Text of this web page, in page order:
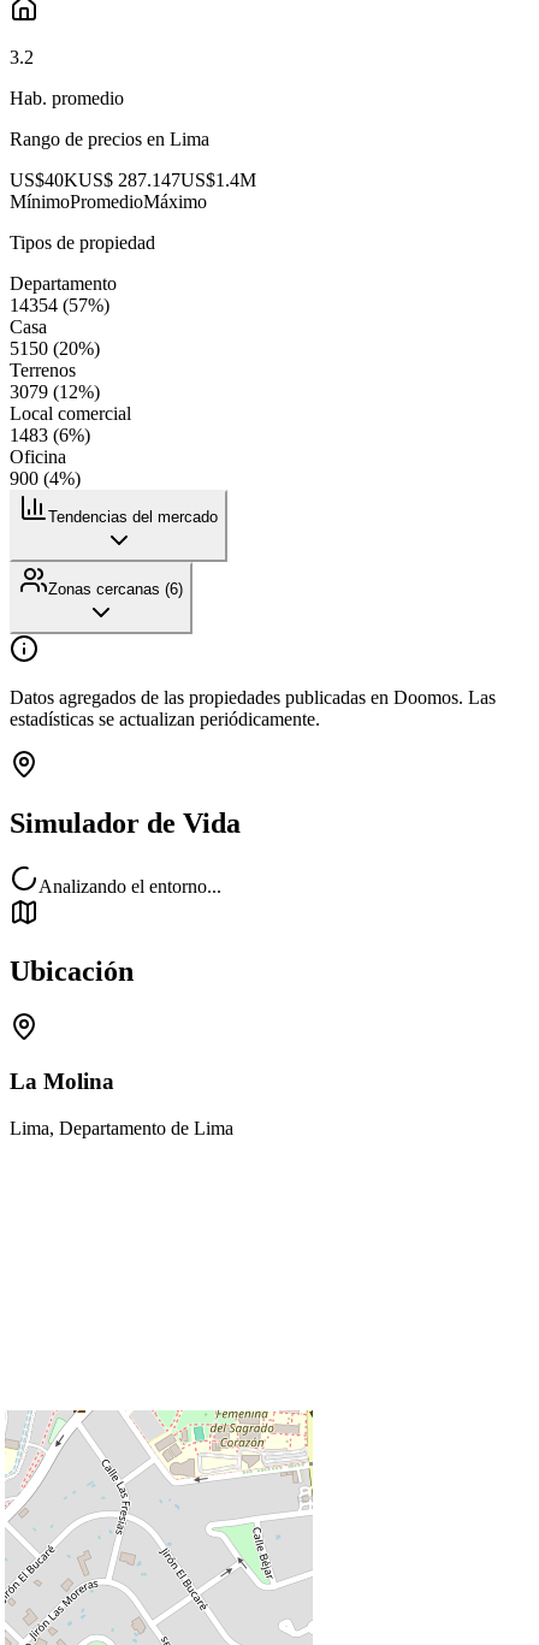
3.2
Hab. promedio
Rango de precios en Lima
US$40KUS$ 287.147US$1.4M
MínimoPromedioMáximo
Tipos de propiedad
Departamento
14354 (57%)
Casa
5150 (20%)
Terrenos
3079 (12%)
Local comercial
1483 (6%)
Oficina
900 (4%)
Tendencias del mercado
Zonas cercanas (6)
Datos agregados de las propiedades publicadas en Doomos. Las
estadísticas se actualizan periódicamente.
Simulador de Vida
Analizando el entorno...
Ubicación
La Molina
Lima, Departamento de Lima